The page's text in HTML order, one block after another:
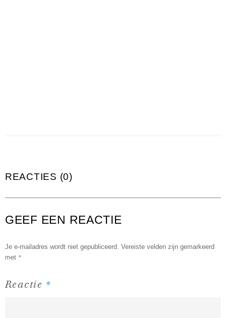
REACTIES (0)
GEEF EEN REACTIE
Je e-mailadres wordt niet gepubliceerd. Vereiste velden zijn gemarkeerd
met *
Reactie *